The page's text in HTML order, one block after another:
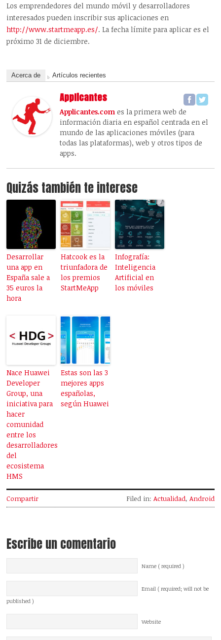
Los emprendedores del mundo móvil y desarrolladores
interesados pueden inscribir sus aplicaciones en
http://www.startmeapp.es/. La fecha límite para aplicar es el
próximo 31 de diciembre.
Acerca de Artículos recientes
Applicantes
Applicantes.com es la primera web de
información diaria en español centrada en el
mundo de las aplicaciones móviles (para
todas las plataformas), web y otros tipos de
apps.
Quizás también te interese
Desarrollar
una app en
España sale a
35 euros la
hora
Hatcook es la
triunfadora de
los premios
StartMeApp
Infografía:
Inteligencia
Artificial en
los móviles
Nace Huawei
Developer
Group, una
iniciativa para
hacer
comunidad
entre los
desarrolladores
del
ecosistema
HMS
Estas son las 3
mejores apps
españolas,
según Huawei
Compartir Filed in: Actualidad, Android
Escribe un comentario
Name ( required )
Email ( required; will not be
published )
Website